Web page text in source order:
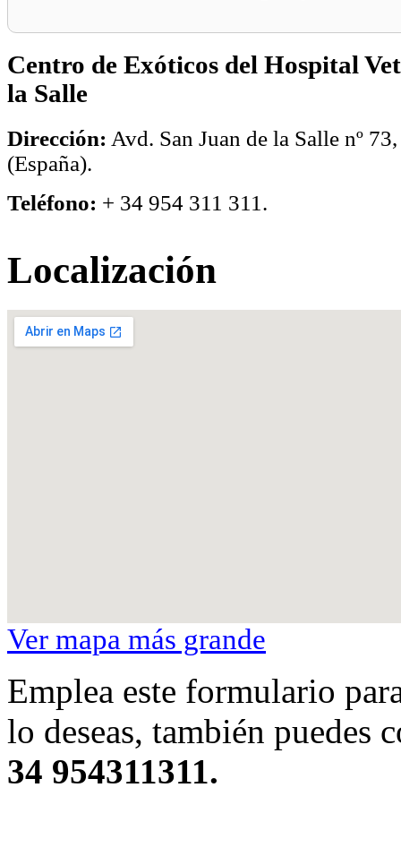
Centro de Exóticos del Hospital
la Salle
Dirección: Avd. San Juan de la Salle nº
(España).
Teléfono: + 34 954 311 311.
Localización
Ver mapa más grande
Emplea este formulario
lo deseas, también puedes
34 954311311.